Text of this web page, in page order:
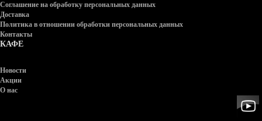
Соглашение на обработку персональных данных
Доставка
Политика в отношении обработки персональных данных
Контакты
КАФЕ
Новости
Акции
О нас